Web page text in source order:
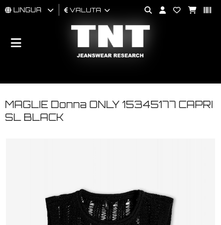
UOMO
BRAND
LINGUA VALUTA
MAGLIE Donna ONLY 15345177 CAPRI
SL BLACK